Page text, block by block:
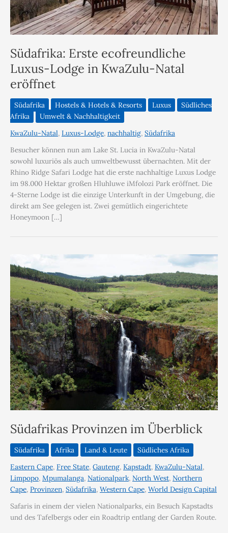
Südafrika: Erste ecofreundliche
Luxus-Lodge in KwaZulu-Natal
eröffnet
Südafrika Hostels & Hotels & Resorts Luxus
Südliches
Afrika
Umwelt & Nachhaltigkeit
KwaZulu-Natal, Luxus-Lodge, nachhaltig, Südafrika
Besucher können nun am Lake St. Lucia in KwaZulu-Natal
sowohl luxuriös als auch umweltbewusst übernachten. Mit der
Rhino Ridge Safari Lodge hat die erste nachhaltige Luxus Lodge
im 98.000 Hektar großen Hluhluwe iMfolozi Park eröffnet. Die
4-Sterne Lodge ist die einzige Unterkunft in der Umgebung, die
direkt am See gelegen ist. Zwei gemütlich eingerichtete
Honeymoon […]
Südafrikas Provinzen im Überblick
Südafrika Afrika Land & Leute
Südliches Afrika
Eastern Cape, Free State, Gauteng, Kapstadt, KwaZulu-Natal,
Limpopo, Mpumalanga, Nationalpark, North West, Northern
Cape, Provinzen, Südafrika, Western Cape, World Design Capital
Safaris in einem der vielen Nationalparks, ein Besuch Kapstadts
und des Tafelbergs oder ein Roadtrip entlang der Garden Route.